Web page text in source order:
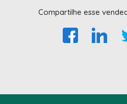
Compartilhe esse